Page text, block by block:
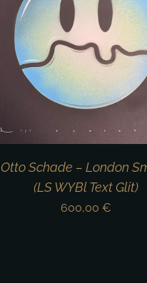
Otto Schade – London
(LS WYBl Text Glit)
600,00 €
IN DEN WARENKORB